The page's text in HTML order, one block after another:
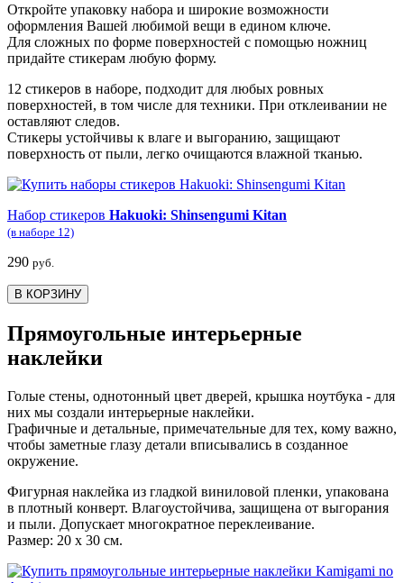
Откройте упаковку набора и широкие возможности
оформления Вашей любимой вещи в едином ключе.
Для сложных по форме поверхностей с помощью ножниц
придайте стикерам любую форму.
12 стикеров в наборе, подходит для любых ровных
поверхностей, в том числе для техники. При отклеивании не
оставляют следов.
Стикеры устойчивы к влаге и выгоранию, защищают
поверхность от пыли, легко очищаются влажной тканью.
Набор стикеров Hakuoki: Shinsengumi Kitan
(в наборе 12)
290 руб.
В КОРЗИНУ
Прямоугольные интерьерные
наклейки
Голые стены, однотонный цвет дверей, крышка ноутбука - для
них мы создали интерьерные наклейки.
Графичные и детальные, примечательные для тех, кому важно,
чтобы заметные глазу детали вписывались в созданное
окружение.
Фигурная наклейка из гладкой виниловой пленки, упакована
в плотный конверт. Влагоустойчива, защищена от выгорания
и пыли. Допускает многократное переклеивание.
Размер: 20 х 30 см.